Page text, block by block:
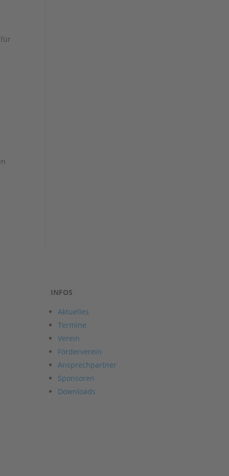
INFOS
Aktuelles
Termine
Verein
Förderverein
Ansprechpartner
Sponsoren
Downloads